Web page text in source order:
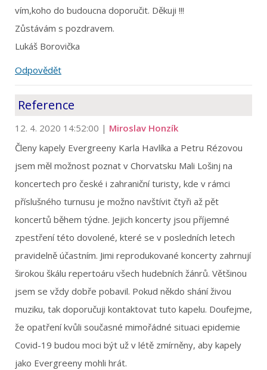
vím,koho do budoucna doporučit. Děkuji !!!
Zůstávám s pozdravem.
Lukáš Borovička
Odpovědět
Reference
12. 4. 2020 14:52:00 | Miroslav Honzík
Členy kapely Evergreeny Karla Havlíka a Petru Rézovou
jsem měl možnost poznat v Chorvatsku Mali Lošinj na
koncertech pro české i zahraniční turisty, kde v rámci
příslušného turnusu je možno navštívit čtyři až pět
koncertů během týdne. Jejich koncerty jsou příjemné
zpestření této dovolené, které se v posledních letech
pravidelně účastním. Jimi reprodukované koncerty zahrnují
širokou škálu repertoáru všech hudebních žánrů. Většinou
jsem se vždy dobře pobavil. Pokud někdo shání živou
muziku, tak doporučuji kontaktovat tuto kapelu. Doufejme,
že opatření kvůli současné mimořádné situaci epidemie
Covid-19 budou moci být už v létě zmírněny, aby kapely
jako Evergreeny mohli hrát.